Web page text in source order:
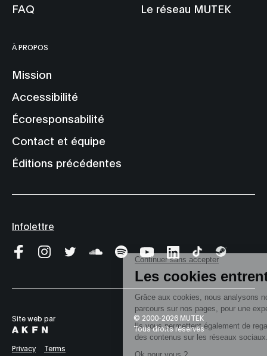
FAQ
Le réseau MUTEK
À PROPOS
Mission
Accessibilité
Écoresponsabilité
Contact et équipe
Éditions précédentes
Infolettre
Site web par
© 2000-2026 MUTEK
Tous droits réservés
Privacy Terms